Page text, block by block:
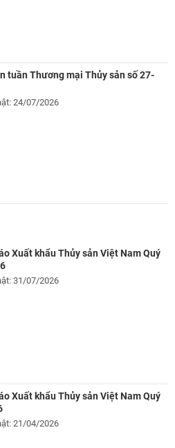
tuần Thương mại Thủy sản số 27-
24/07/2026
Xuất khẩu Thủy sản Việt Nam Quý
31/07/2026
Xuất khẩu Thủy sản Việt Nam Quý
21/04/2026